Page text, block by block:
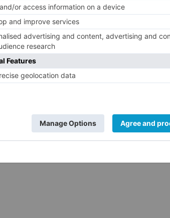
paisajística versa el libro 'La Lora. Un
Pablo Barbadillo Escrivá de Romaní.
que en apenas 191 páginas
60 km. de Burgos capital.